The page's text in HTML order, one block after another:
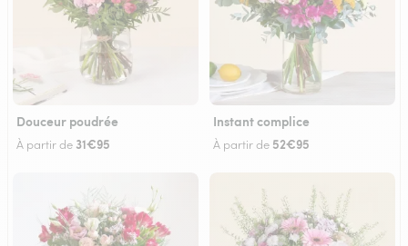
Douceur poudrée
À partir de 31€95
Instant complice
À partir de 52€95